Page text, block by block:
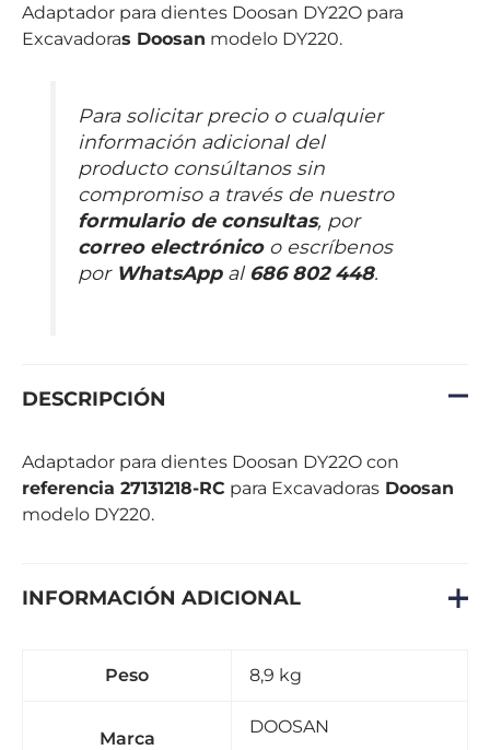
Adaptador para dientes Doosan DY22O para
Excavadoras Doosan modelo DY220.
Para solicitar precio o cualquier
información adicional del
producto consúltanos sin
compromiso a través de nuestro
formulario de consultas, por
correo electrónicoo escríbenos
por WhatsAppal 686 802 448.
DESCRIPCIÓN
Adaptador para dientes Doosan DY22O con
referencia 27131218-RC para Excavadoras Doosan
modelo DY220.
INFORMACIÓN ADICIONAL
Peso 8,9 kg
Marca
DOOSAN